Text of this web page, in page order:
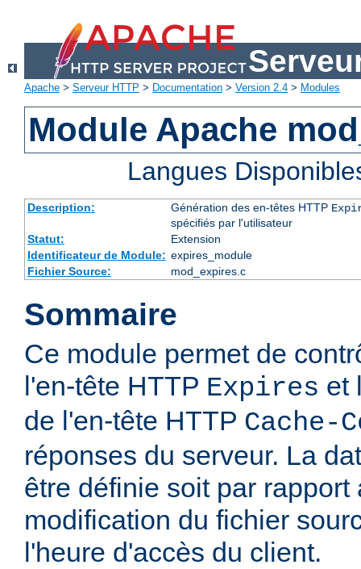
Apache > Serveur HTTP > Documentation > Version 2.4 > Modules
Module Apache
Langues
Description: Génération des en-têtes HTTP
spécifiés par l'utilisateur
Statut:
Extension
Identificateur de Module: expires_module
Fichier Source:
mod_expires.c
Sommaire
Ce module permet de
l'en-tête HTTP Expires et
de l'en-tête HTTP Cache-
réponses du serveur. La
être définie soit par
modification du fichier
l'heure d'accès du client.